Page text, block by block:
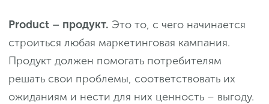
Product – продукт. Это то, с чего начинается
строиться любая маркетинговая кампания.
Продукт должен помогать потребителям
решать свои проблемы, соответствовать их
ожиданиям и нести для них ценность – выгоду.